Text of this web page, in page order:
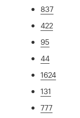
837
422
95
44
1624
131
777